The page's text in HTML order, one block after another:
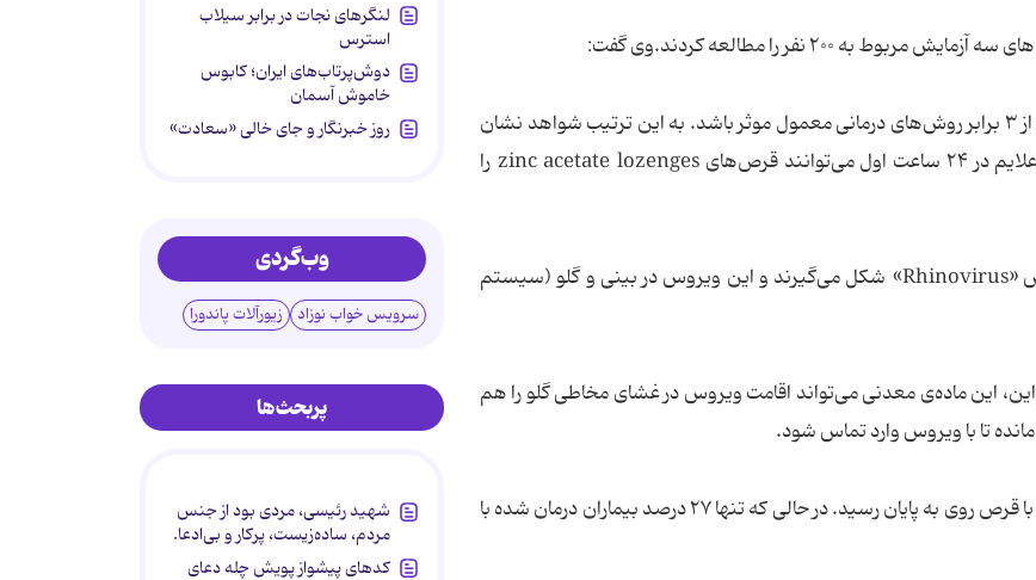
۲۰۰ نفر را مطالعه کردند.وی گفت:
مصرف قرص روی باعث شد که بهبود سرماخوردگی بیش از ۳ برابر روش‌های درمانی معمول موثر باشد. به این ترتیب شواهد نشان
داد که مبتلایان به سرماخوردگی معمولی، با مشاهده‌ی علایم در ۲۴ ساعت اول می‌توانند قرص‌های zinc acetate lozenges را
اغلب سرماخوردگی‌ها به دلیل ویروسی به نام راینوویروس «Rhinovirus» شکل می‌گیرند و این ویروس در بینی و گلو (سیستم
این، این ماده‌ی معدنی می‌تواند اقامت ویروس در غشای مخاطی گلو را هم
تا با ویروس وارد تماس شود.
در روز پنجم، سرماخوردگی ۷۰ درصد از بیماران درمان شده با قرص روی به پایان رسید. در حالی که تنها ۲۷ درصد بیماران درمان شده با
لنگرهای نجات در برابر سیلاب
استرس
دوش‌پرتاب‌های ایران؛ کابوس
خاموش آسمان
روز خبرنگار و جای خالی «سعادت»
وب‌گردی
سرویس خواب نوزاد زیورآلات پاندورا
پربحث‌ها
شهید رئیسی، مردی بود از جنس
مردم، ساده‌زیست، پرکار و بی‌ادعا.
کدهای پیشواز پویش چله دعای